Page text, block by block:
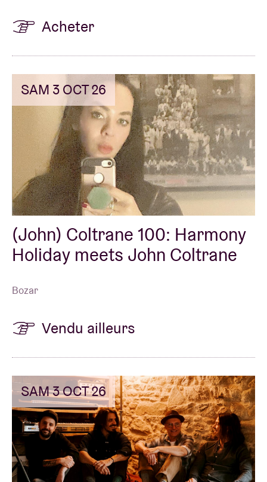
Acheter
SAM 3 OCT 26
(John) Coltrane 100: Harmony
Holiday meets John Coltrane
Bozar
Vendu ailleurs
SAM 3 OCT 26